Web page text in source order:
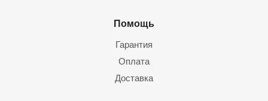
Помощь
Гарантия
Оплата
Доставка